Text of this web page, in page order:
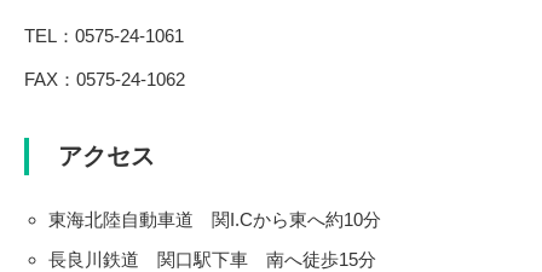
TEL：0575-24-1061
FAX：0575-24-1062
アクセス
東海北陸自動車道 関I.Cから東へ約10分
長良川鉄道 関口駅下車 南へ徒歩15分